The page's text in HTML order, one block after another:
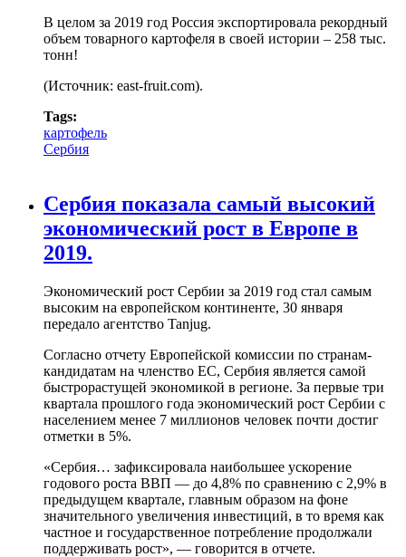
В целом за 2019 год Россия экспортировала рекордный
объем товарного картофеля в своей истории – 258 тыс.
тонн!
(Источник: east-fruit.com).
Tags:
картофель
Сербия
Сербия показала самый высокий
экономический рост в Европе в
2019.
Экономический рост Сербии за 2019 год стал самым
высоким на европейском континенте, 30 января
передало агентство Tanjug.
Согласно отчету Европейской комиссии по странам-
кандидатам на членство ЕС, Сербия является самой
быстрорастущей экономикой в регионе. За первые три
квартала прошлого года экономический рост Сербии с
населением менее 7 миллионов человек почти достиг
отметки в 5%.
«Сербия… зафиксировала наибольшее ускорение
годового роста ВВП — до 4,8% по сравнению с 2,9% в
предыдущем квартале, главным образом на фоне
значительного увеличения инвестиций, в то время как
частное и государственное потребление продолжали
поддерживать рост», — говорится в отчете.